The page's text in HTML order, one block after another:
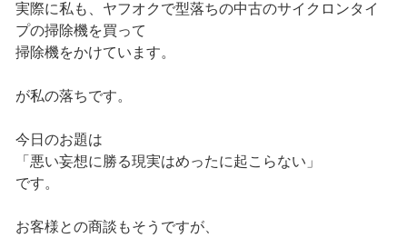
実際に私も、ヤフオクで型落ちの中古のサイクロンタイ
プの掃除機を買って
掃除機をかけています。
が私の落ちです。
今日のお題は
「悪い妄想に勝る現実はめったに起こらない」
です。
お客様との商談もそうですが、